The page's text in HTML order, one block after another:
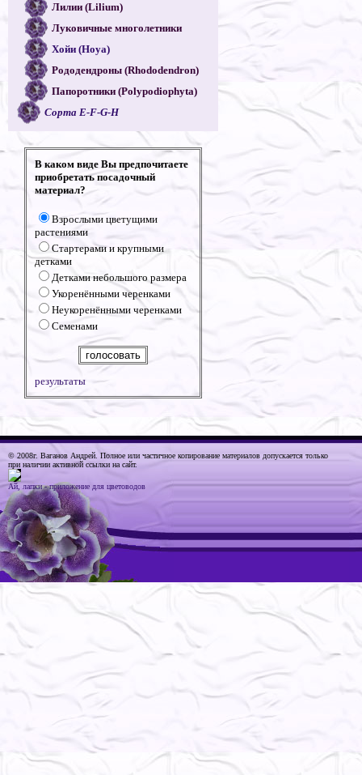
Лилии (Lilium)
Луковичные многолетники
Хойи (Hoya)
Рододендроны (Rhododendron)
Папоротники (Polypodiophyta)
Сорта E-F-G-H
В каком виде Вы предпочитаете
приобретать посадочный
материал?
Взрослыми цветущими
растениями
Стартерами и крупными
детками
Детками небольшого размера
Укоренёнными черенками
Неукоренёнными черенками
Семенами
результаты
© 2008г. Ваганов Андрей . Полное или частичное копирование материалов допускается только
при наличии активной ссылки на сайт.
Ай, лапки - приложение для цветоводов